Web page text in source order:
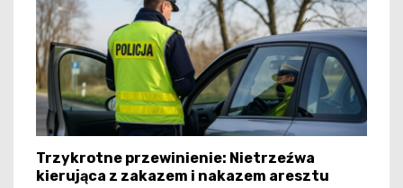
Trzykrotne przewinienie: Nietrzeźwa
kierująca z zakazem i nakazem aresztu